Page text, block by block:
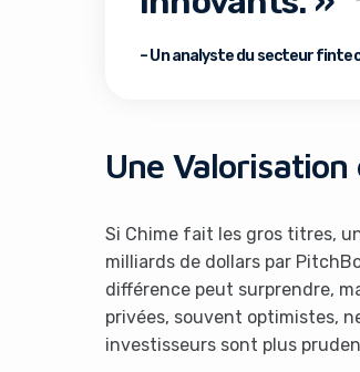
– Un analyste du secteur
Une Valorisation
Si Chime fait les gros titres,
milliards de dollars par
différence peut surprendre,
privées, souvent optimistes,
investisseurs sont plus